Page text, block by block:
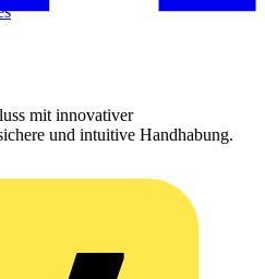
mit innovativer
und intuitive Handhabung.
BX